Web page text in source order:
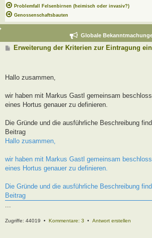
Problemfall Felsenbirnen (heimisch oder invasiv?)
Genossenschaftsbauten
Globale
B
r
Erweiterung der Kriterien zur Eintragung
Hallo zusammen,
wir haben mit Markus Gastl gemeinsam
eines Hortus genauer zu definieren.
Die Gründe und die ausführliche Beschreibung
Beitrag
Hallo zusammen,
wir haben mit Markus Gastl gemeinsam
eines Hortus genauer zu definieren.
Die Gründe und die ausführliche Beschreibung
Beitrag
Zugriffe: 44019 • Kommentare: 3 • Antwort erstellen